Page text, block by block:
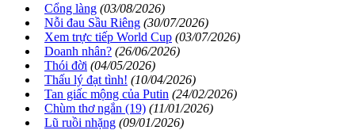
Cổng làng (03/08/2026)
Nỗi đau Sầu Riêng (30/07/2026)
Xem trực tiếp World Cup (03/07/2026)
Doanh nhân? (26/06/2026)
Thói đời (04/05/2026)
Thấu lý đạt tình! (10/04/2026)
Tan giấc mộng của Putin (24/02/2026)
Chùm thơ ngắn (19) (11/01/2026)
Lũ ruồi nhặng (09/01/2026)